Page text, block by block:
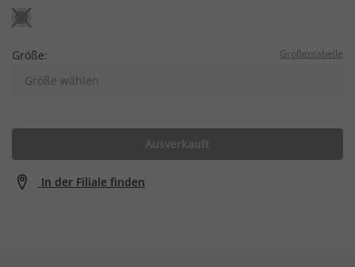
Größe: Größentabelle
Größe wählen
Ausverkauft
In der Filiale finden